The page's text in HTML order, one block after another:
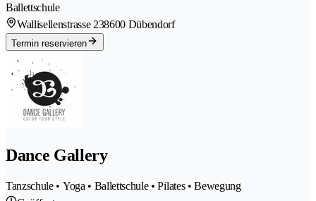
Ballettschule
Wallisellenstrasse 238600 Dübendorf
Termin reservieren
Dance Gallery
Tanzschule • Yoga • Ballettschule • Pilates • Bewegung